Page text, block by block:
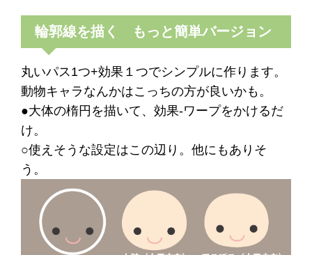
輪郭線を描く もっと簡単バージョン
丸いパス1つ+効果１つでシンプルに作ります。
動物キャラなんかはこっちの方が良いかも。
●大体の楕円を描いて、効果-ワープをかけるだ
け。
○使えそうな設定はこの辺り。他にもありそ
う。